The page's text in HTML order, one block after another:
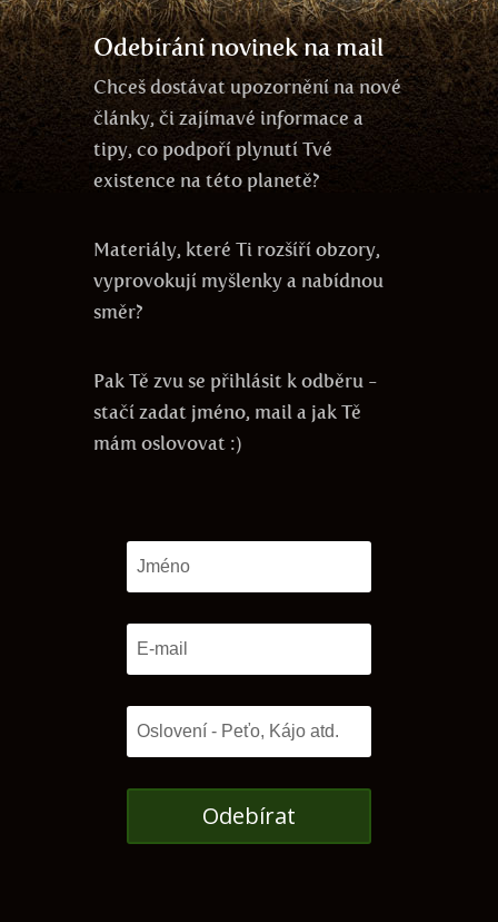
Odebírání novinek na mail
Chceš dostávat upozornění na nové
články, či zajímavé informace a
tipy, co podpoří plynutí Tvé
existence na této planetě?
Materiály, které Ti rozšíří obzory,
vyprovokují myšlenky a nabídnou
směr?
Pak Tě zvu se přihlásit k odběru -
stačí zadat jméno, mail a jak Tě
mám oslovovat :)
Odebírat